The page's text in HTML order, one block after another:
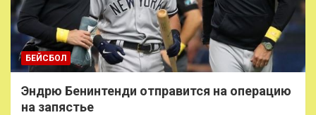
БЕЙСБОЛ
Эндрю Бенинтенди отправится на операцию
на запястье